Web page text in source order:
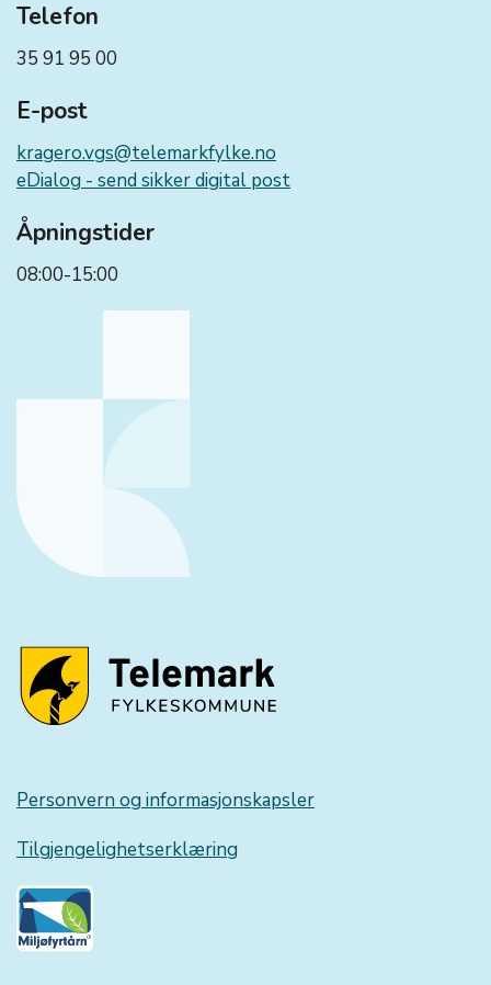
Telefon
35 91 95 00
E-post
kragero.vgs@telemarkfylke.no
eDialog - send sikker digital post
Åpningstider
08:00-15:00
Personvern og informasjonskapsler
Tilgjengelighetserklæring